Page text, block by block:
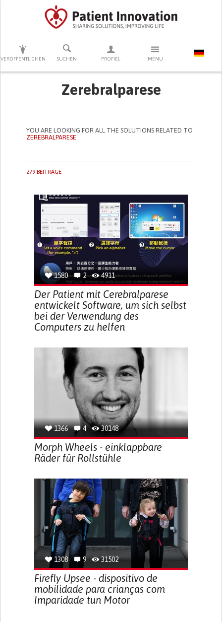
VERÖFFENTLICHEN SUCHEN PROFIEL MENU
DRÜCKEN SIE AUF ENTER UM DIE SUCHE ZU STARTEN
Zerebralparese
YOU ARE LOOKING FOR ALL THE SOLUTIONS RELATED TO
ZEREBRALPARESE
279 BEITRÄGE
1580 2 4911
Der Patient mit Cerebralparese
entwickelt Software, um sich selbst
bei der Verwendung des
Computers zu helfen
1366 4 30148
Morph Wheels - einklappbare
Räder für Rollstühle
1308 9 31502
Firefly Upsee - dispositivo de
mobilidade para crianças com
Imparidade tun Motor